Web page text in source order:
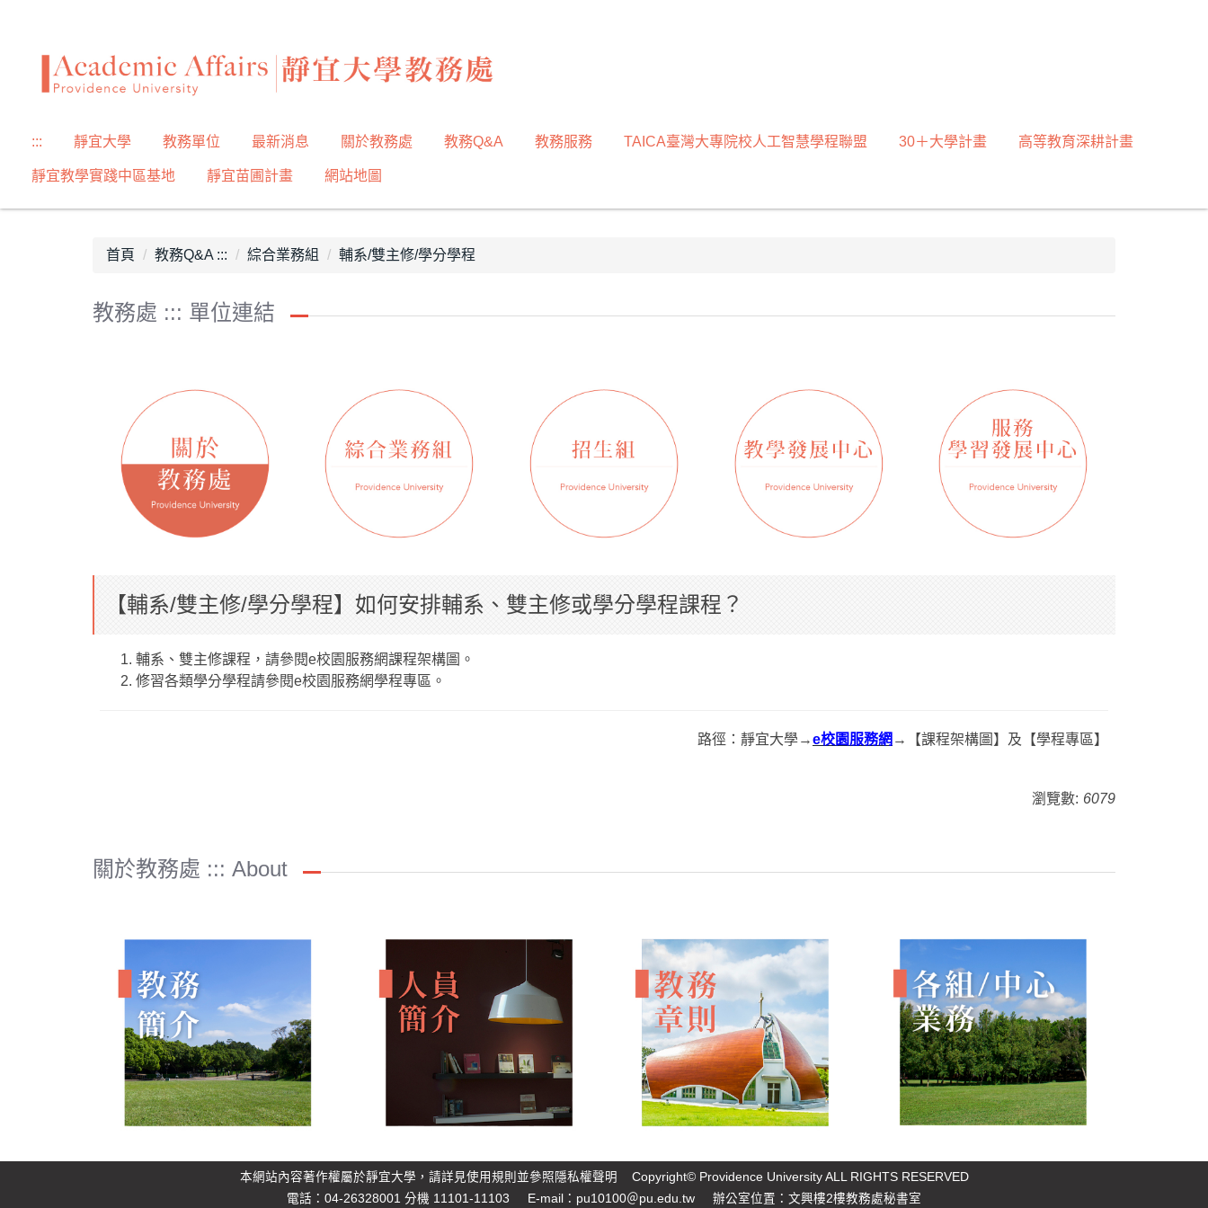
::: 靜宜大學 教務單位 最新消息 關於教務處 教務Q&A 教務服務 TAICA臺灣大專院校人工智慧學程聯盟 30＋大學計畫 高等教育深耕計畫
靜宜教學實踐中區基地 靜宜苗圃計畫 網站地圖
首頁 教務Q&A ::: 綜合業務組 輔系/雙主修/學分學程
教務處 ::: 單位連結
【輔系/雙主修/學分學程】如何安排輔系、雙主修或學分學程課程？
輔系、雙主修課程，請參閱e校園服務網課程架構圖。
修習各類學分學程請參閱e校園服務網學程專區。
路徑：靜宜大學→e校園服務網 →【課程架構圖】及【學程專區】
瀏覽數: 6079
關於教務處 ::: About
本網站內容著作權屬於靜宜大學，請詳見使用規則 並參照 隱私權聲明 Copyright© Providence University ALL RIGHTS RESERVED
電話：04-26328001 分機 11101-11103 E-mail： pu10100＠pu.edu.tw 辦公室位置：文興樓2樓教務處秘書室